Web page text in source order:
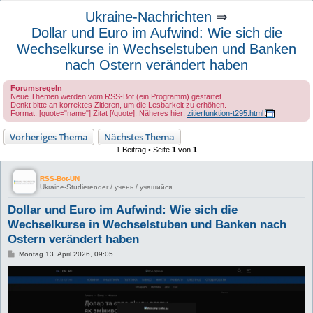
Ukraine-Nachrichten ⇒
Dollar und Euro im Aufwind: Wie sich die
Wechselkurse in Wechselstuben und Banken
nach Ostern verändert haben
Forumsregeln
Neue Themen werden vom RSS-Bot (ein Programm) gestartet.
Denkt bitte an korrektes Zitieren, um die Lesbarkeit zu erhöhen.
Format: [quote="name"] Zitat [/quote]. Näheres hier: zitierfunktion-t295.html
Vorheriges Thema Nächstes Thema
1 Beitrag • Seite 1 von 1
RSS-Bot-UN
Ukraine-Studierender / учень / учащийся
Dollar und Euro im Aufwind: Wie sich die
Wechselkurse in Wechselstuben und Banken nach
Ostern verändert haben
B
t
Montag 13. April 2026, 09:05